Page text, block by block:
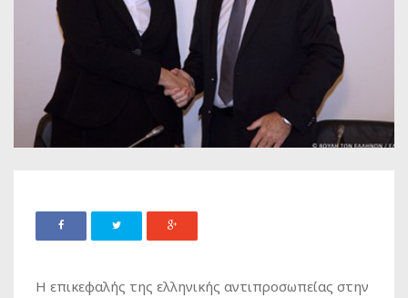
Η επικεφαλής της ελληνικής αντιπροσωπείας στην